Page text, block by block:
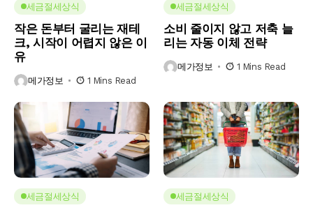
세금절세상식
작은 돈부터 굴리는 재테
크, 시작이 어렵지 않은 이
유
메가정보 1 Mins Read
세금절세상식
소비 줄이지 않고 저축 늘
리는 자동 이체 전략
메가정보 1 Mins Read
세금절세상식 세금절세상식